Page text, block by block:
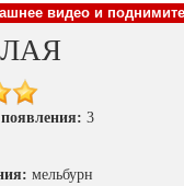
видео и
3
мельбурн